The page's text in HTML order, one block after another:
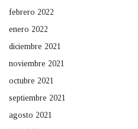
febrero 2022
enero 2022
diciembre 2021
noviembre 2021
octubre 2021
septiembre 2021
agosto 2021